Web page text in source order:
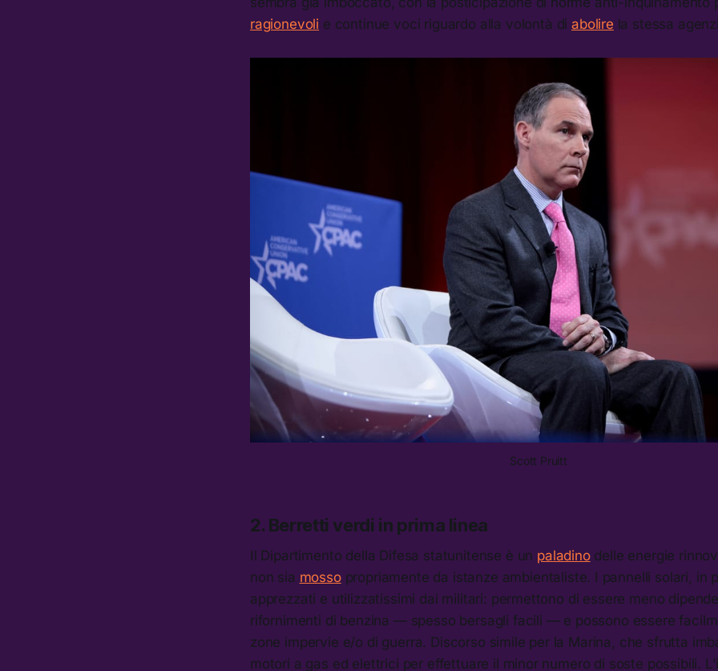
ragionevoli e continue voci riguardo alla volontà diabolire la stessa
Scott Pruitt
2. Berretti verdi in prima linea
Il Dipartimento della Difesa statunitense è un paladinodelle energie
non sia mossopropriamente da istanze ambientaliste. I pannelli solari, in
apprezzati e utilizzatissimi dai militari: permettono di essere meno
rifornimenti di benzina — spesso bersagli facili — e possono essere
zone impervie e/o di guerra. Discorso simile per la Marina, che sfrutta
motori a gas ed elettrici per effettuare il minor numero di soste possibili.